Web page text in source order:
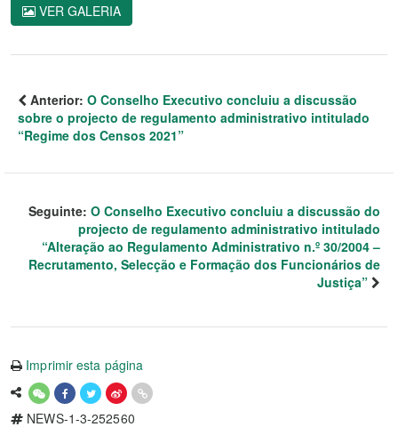
VER GALERIA
Anterior: O Conselho Executivo concluiu a discussão
sobre o projecto de regulamento administrativo intitulado
“Regime dos Censos 2021”
Seguinte: O Conselho Executivo concluiu a discussão do
projecto de regulamento administrativo intitulado
“Alteração ao Regulamento Administrativo n.º 30/2004 –
Recrutamento, Selecção e Formação dos Funcionários de
Justiça”
Imprimir esta página
NEWS-1-3-252560